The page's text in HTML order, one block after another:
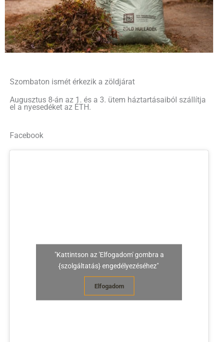
Szombaton ismét érkezik a zöldjárat
Augusztus 8-án az 1. és a 3. ütem háztartásaiból szállítja
el a nyesedéket az ÉTH.
Facebook
"Kattintson az 'Elfogadom' gombra a
{szolgáltatás} engedélyezéséhez"
Elfogadom